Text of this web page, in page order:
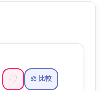
♡ ⚖️ 比較